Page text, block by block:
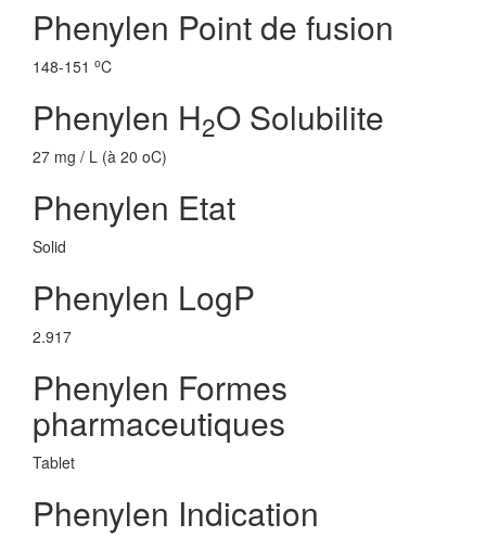
Phenylen Point de fusion
148-151 oC
Phenylen H2O Solubilite
27 mg / L (à 20 oC)
Phenylen Etat
Solid
Phenylen LogP
2.917
Phenylen Formes
pharmaceutiques
Tablet
Phenylen Indication